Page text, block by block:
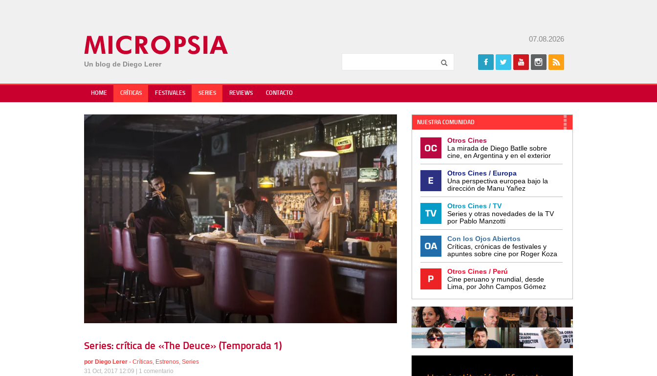
Un blog de Diego Lerer
07.08.2026
HOME CRÍTICAS FESTIVALES SERIES REVIEWS CONTACTO
Series: crítica de «The Deuce» (Temporada 1)
por Diego Lerer - Críticas Estrenos Series
31 Oct, 2017 12:09 | 1 comentario
NUESTRA COMUNIDAD
Otros Cines
La mirada de Diego Batlle sobre
cine, en Argentina y en el exterior
Otros Cines / Europa
Una perspectiva europea bajo la
dirección de Manu Yañez
Otros Cines / TV
Series y otras novedades de la TV
por Pablo Manzotti
Con los Ojos Abiertos
Críticas, crónicas de festivales y
apuntes sobre cine por Roger Koza
Otros Cines / Perú
Cine peruano y mundial, desde
Lima, por John Campos Gómez